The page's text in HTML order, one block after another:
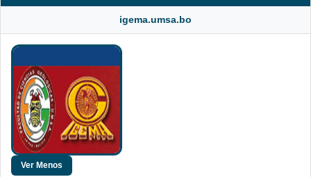
igema.umsa.bo